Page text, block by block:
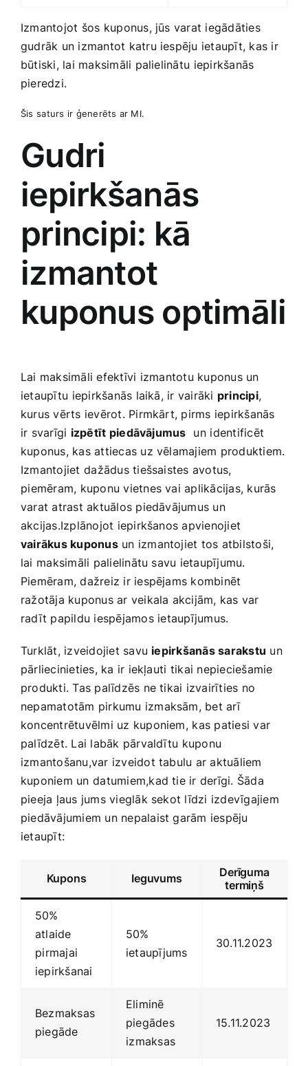
Izmantojot šos ⁢kuponus, jūs varat iegādāties
gudrāk un izmantot​ katru iespēju ietaupīt,‍ kas ir⁤
būtiski, lai maksimāli palielinātu⁢ iepirkšanās
pieredzi.
Šis⁤ saturs ir ģenerēts ar MI.
Gudri
iepirkšanās
‍principi: kā
izmantot
kuponus ‍optimāli
Lai ‍maksimāli efektīvi ⁣izmantotu‌ kuponus un
ietaupītu⁤ iepirkšanās laikā, ir vairāki principi,
‍kurus vērts ievērot. Pirmkārt, pirms iepirkšanās
ir svarīgi izpētīt⁢ piedāvājumus ⁣ un⁢ identificēt
kuponus, kas attiecas uz vēlamajiem produktiem.
Izmantojiet ⁣dažādus tiešsaistes avotus,
⁣piemēram,​ kuponu vietnes vai aplikācijas, kurās
varat ‍atrast aktuālos piedāvājumus ​un
akcijas.Izplānojot​ iepirkšanos apvienojiet
vairākus‍ kuponusun izmantojiet tos atbilstoši,
lai⁢ maksimāli palielinātu savu ietaupījumu.
Piemēram, dažreiz ir iespējams kombinēt
ražotāja kuponus ar veikala akcijām, kas​ var
radīt papildu iespējamos⁤ ietaupījumus.
Turklāt, izveidojiet savu iepirkšanās sarakstu un
pārliecinieties, ka ir iekļauti⁣ tikai nepieciešamie
produkti. Tas palīdzēs ne tikai izvairīties no
nepamatotām pirkumu izmaksām,​ bet arī
koncentrētuvēlmi uz kuponiem, ⁢kas patiesi var
palīdzēt. Lai labāk pārvaldītu⁤ kuponu⁣
izmantošanu,var izveidot tabulu ar aktuāliem
kuponiem un⁢ datumiem,kad tie ir derīgi. Šāda
pieeja ļaus ​jums‌ vieglāk sekot līdzi izdevīgajiem⁢
piedāvājumiem un ​nepalaist ‍garām iespēju
ietaupīt:
Kupons Ieguvums
Derīguma
termiņš
50%
atlaide
⁤pirmajai
iepirkšanai
50%
ietaupījums
30.11.2023
Bezmaksas
piegāde
Eliminē
piegādes
⁣izmaksas
15.11.2023